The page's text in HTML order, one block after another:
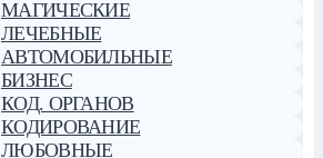
МАГИЧЕСКИЕ
ЛЕЧЕБНЫЕ
АВТОМОБИЛЬНЫЕ
БИЗНЕС
КОД. ОРГАНОВ
КОДИРОВАНИЕ
ЛЮБОВНЫЕ